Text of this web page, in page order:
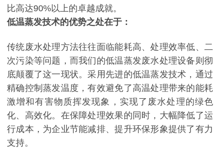
比高达90%以上的卓越成就。
低温蒸发技术的优势之处在于：
传统废水处理方法往往面临能耗高、处理效率低、二
次污染等问题，而我们的低温蒸发废水处理设备则彻
底颠覆了这一现状。采用先进的低温蒸发技术，通过
精确控制蒸发温度，有效避免了高温处理带来的能耗
激增和有害物质挥发现象，实现了废水处理的绿色
化、高效化。在保障处理效果的同时，大幅降低了运
行成本，为企业节能减排、提升环保形象提供了有力
支持。